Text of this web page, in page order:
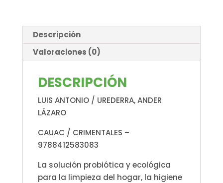
Descripción
Valoraciones (0)
DESCRIPCIÓN
LUIS ANTONIO / UREDERRA, ANDER
LÁZARO
CAUAC / CRIMENTALES –
9788412583083
La solución probiótica y ecológica
para la limpieza del hogar, la higiene